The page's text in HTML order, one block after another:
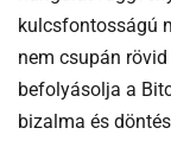
kulcsfontosságú
nem csupán
befolyásolja a
bizalma és